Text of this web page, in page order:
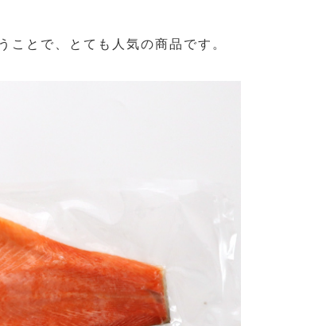
ことで、とても人気の商品です。